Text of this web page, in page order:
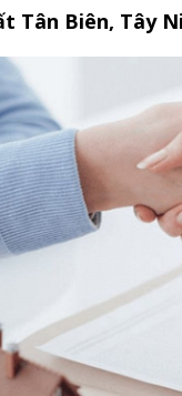
Tân Biên, Tây